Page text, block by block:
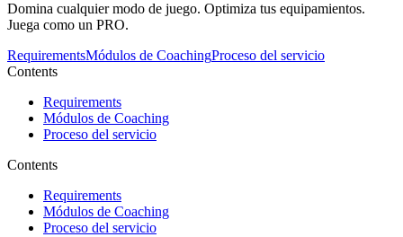
Domina cualquier modo de juego. Optimiza tus equipamientos.
Juega como un PRO.
RequirementsMódulos de CoachingProceso del servicio
Contents
Requirements
Módulos de Coaching
Proceso del servicio
Contents
Requirements
Módulos de Coaching
Proceso del servicio